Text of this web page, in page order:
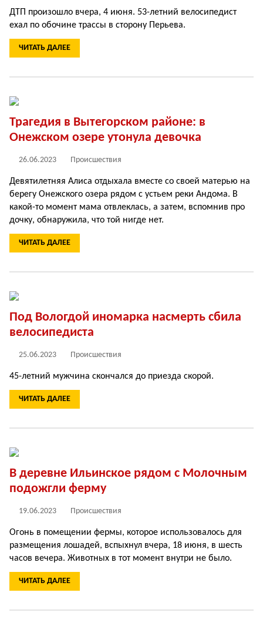
ДТП произошло вчера, 4 июня. 53-летний велосипедист
ехал по обочине трассы в сторону Перьева.
ЧИТАТЬ ДАЛЕЕ
Трагедия в Вытегорском районе: в
Онежском озере утонула девочка
26.06.2023 Происшествия
Девятилетняя Алиса отдыхала вместе со своей матерью на
берегу Онежского озера рядом с устьем реки Андома. В
какой-то момент мама отвлеклась, а затем, вспомнив про
дочку, обнаружила, что той нигде нет.
ЧИТАТЬ ДАЛЕЕ
Под Вологдой иномарка насмерть сбила
велосипедиста
25.06.2023 Происшествия
45-летний мужчина скончался до приезда скорой.
ЧИТАТЬ ДАЛЕЕ
В деревне Ильинское рядом с Молочным
подожгли ферму
19.06.2023 Происшествия
Огонь в помещении фермы, которое использовалось для
размещения лошадей, вспыхнул вчера, 18 июня, в шесть
часов вечера. Животных в тот момент внутри не было.
ЧИТАТЬ ДАЛЕЕ